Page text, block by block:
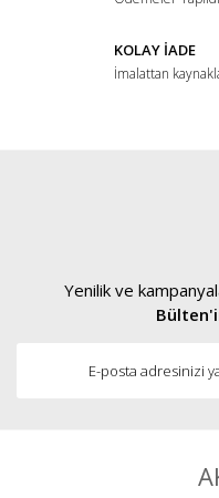
KOLAY İADE
İmalattan
Yenilik ve